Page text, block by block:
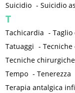
Suicidio -Suicidio
T
Tachicardia -Taglio
Tatuaggi -
Tecniche
Tempo -Tenerezza
Terapia antalgica